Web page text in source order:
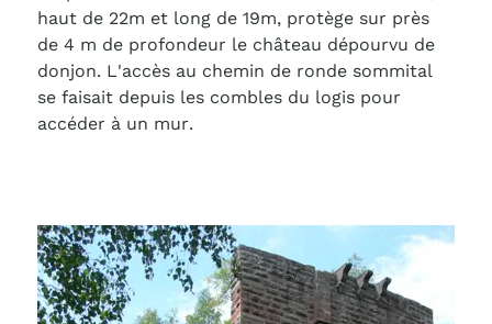
haut de 22m et long de 19m, protège sur près
de 4 m de profondeur le château dépourvu de
donjon. L'accès au chemin de ronde sommital
se faisait depuis les combles du logis pour
accéder à un mur.